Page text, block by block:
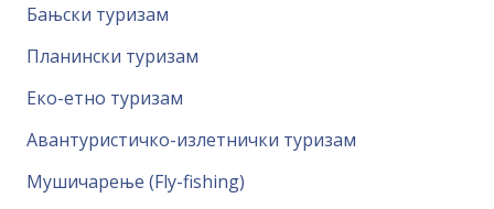
Бањски туризам
Планински туризам
Еко-етно туризам
Авантуристичко-излетнички туризам
Мушичарење (Fly-fishing)